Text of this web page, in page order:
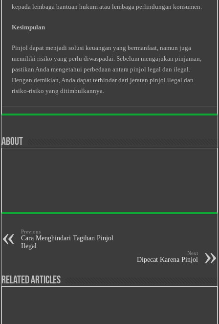
kepada lembaga bantuan hukum atau lembaga perlindungan konsumen.
Kesimpulan
Pinjol dapat menjadi solusi keuangan yang bermanfaat, namun juga
memiliki risiko yang perlu diwaspadai. Sebelum mengajukan pinjaman,
pastikan Anda mengetahui perbedaan antara pinjol legal dan ilegal.
Dengan demikian, Anda dapat terhindar dari jeratan pinjol ilegal dan
risiko-risiko yang ditimbulkannya.
About
Previous
Cara Menghindari Tagihan Pinjol
Ilegal
Next
Dipecat Karena Pinjol
Related Articles